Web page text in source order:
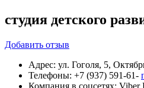
студия детского
Добавить отзыв
Адрес: ул. Гоголя, 5,
Телефоны: +7 (937) 591-61-
Компания в соцсетях: Viber